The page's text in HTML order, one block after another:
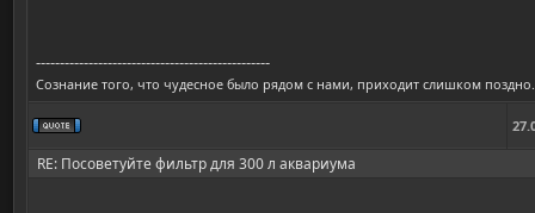
-------------------------------------------------
Сознание того, что чудесное было рядом с нами, приходит слишком
RE: Посоветуйте фильтр для 300 л аквариума